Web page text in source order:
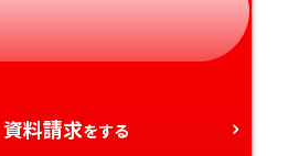
静岡県
和歌山県
徳島県
大分県
資料請求をする